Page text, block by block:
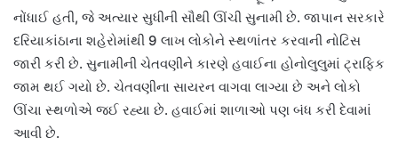
નોંધાઈ હતી, જે અત્યાર સુધીની સૌથી ઊંચી સુનામી છે. જાપાન સરકારે
દરિયાકાંઠાના શહેરોમાંથી 9 લાખ લોકોને સ્થળાંતર કરવાની નોટિસ
જારી કરી છે. સુનામીની ચેતવણીને કારણે હવાઈના હોનોલુલુમાં ટ્રાફિક
જામ થઈ ગયો છે. ચેતવણીના સાયરન વાગવા લાગ્યા છે અને લોકો
ઊંચા સ્થળોએ જઈ રહ્યા છે. હવાઈમાં શાળાઓ પણ બંધ કરી દેવામાં
આવી છે.